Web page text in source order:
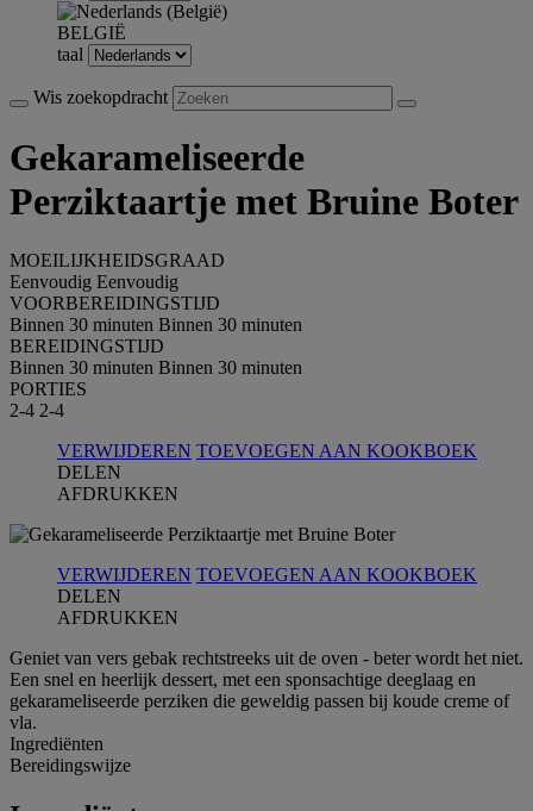
BELGIË
taal
Wis zoekopdracht
Gekarameliseerde
Perziktaartje met Bruine Boter
MOEILIJKHEIDSGRAAD
Eenvoudig Eenvoudig
VOORBEREIDINGSTIJD
Binnen 30 minuten Binnen 30 minuten
BEREIDINGSTIJD
Binnen 30 minuten Binnen 30 minuten
PORTIES
2-4 2-4
VERWIJDEREN TOEVOEGEN AAN KOOKBOEK
DELEN
AFDRUKKEN
VERWIJDEREN TOEVOEGEN AAN KOOKBOEK
DELEN
AFDRUKKEN
Geniet van vers gebak rechtstreeks uit de oven - beter wordt het niet.
Een snel en heerlijk dessert, met een sponsachtige deeglaag en
gekarameliseerde perziken die geweldig passen bij koude creme of
vla.
Ingrediёnten
Bereidingswijze